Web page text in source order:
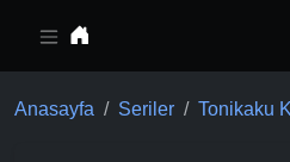
Anasayfa Seriler Tonikaku